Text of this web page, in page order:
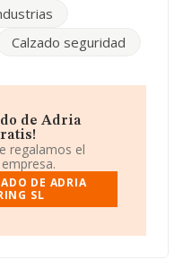
de calzado',
S.L
Avenida Logroño núm.
dispone INFORMA
nacional la
millones de euros y
es de 334 mil euros
información sobre La
aparecen 201
información relativa a
Calzado seguridad
de Adria
regalamos el
DE ADRIA
SL